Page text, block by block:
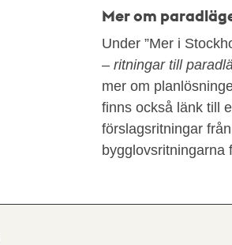
Mer om
Under ”Mer i
– ritningar till
mer om
finns också länk till
förslagsritningar
bygglovsritningarna